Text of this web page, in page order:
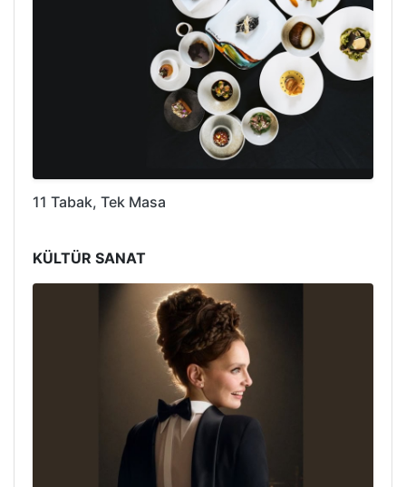
11 Tabak, Tek Masa
KÜLTÜR SANAT